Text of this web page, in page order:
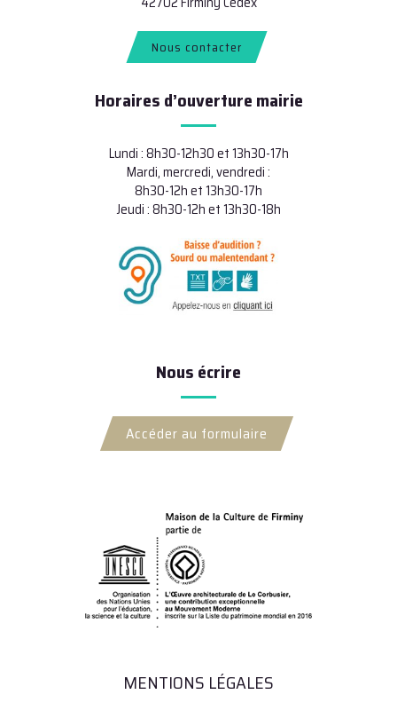
Nous contacter
Horaires d’ouverture mairie
Lundi : 8h30-12h30 et 13h30-17h
Mardi, mercredi, vendredi :
8h30-12h et 13h30-17h
Jeudi : 8h30-12h et 13h30-18h
Nous écrire
Accéder au formulaire
MENTIONS LÉGALES